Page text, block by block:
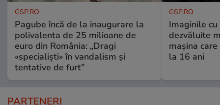
GSP.RO
Pagube încă de la inaugurare la
polivalenta de 25 milioane de
euro din România: „Dragi
«specialiști» în vandalism și
tentative de furt”
GSP.RO
Imaginile
dezvăluite
mașina
la 16 ani
PARTENERI